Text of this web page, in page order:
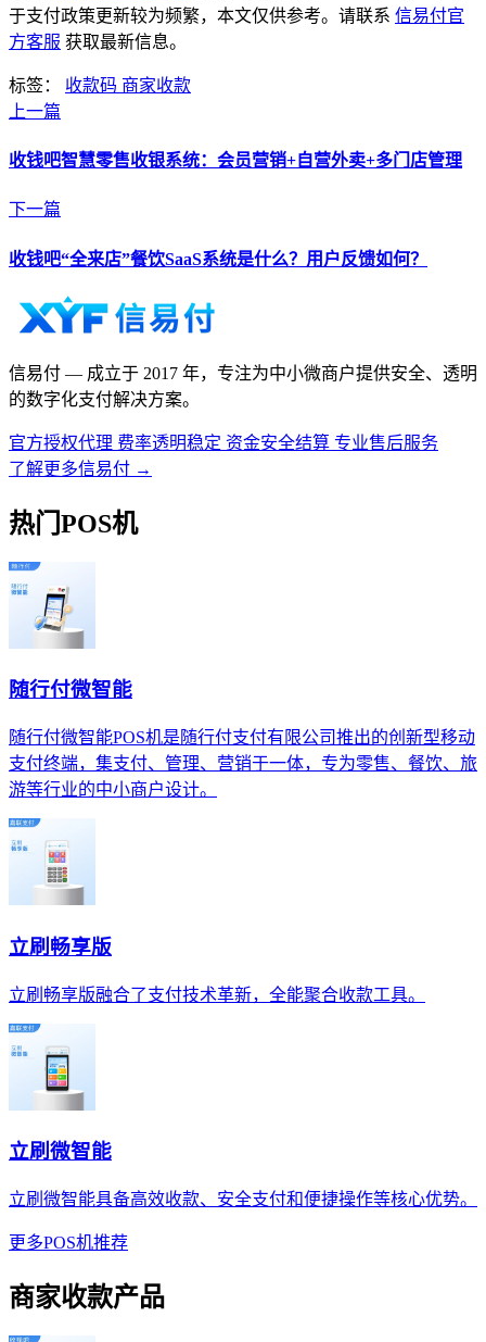
于支付政策更新较为频繁，本文仅供参考。请联系 信易付官
方客服 获取最新信息。
标签： 收款码 商家收款
上一篇
收钱吧智慧零售收银系统：会员营销+自营外卖+多门店管理
下一篇
收钱吧“全来店”餐饮SaaS系统是什么？用户反馈如何？
信易付 — 成立于 2017 年，专注为中小微商户提供安全、透明
的数字化支付解决方案。
官方授权代理 费率透明稳定 资金安全结算 专业售后服务
了解更多信易付 →
热门POS机
随行付微智能
随行付微智能POS机是随行付支付有限公司推出的创新型移动
支付终端，集支付、管理、营销于一体，专为零售、餐饮、旅
游等行业的中小商户设计。
立刷畅享版
立刷畅享版融合了支付技术革新，全能聚合收款工具。
立刷微智能
立刷微智能具备高效收款、安全支付和便捷操作等核心优势。
更多POS机推荐
商家收款产品